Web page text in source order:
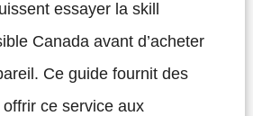
essayer la skill
Canada avant d’acheter
Ce guide fournit des
ce service aux